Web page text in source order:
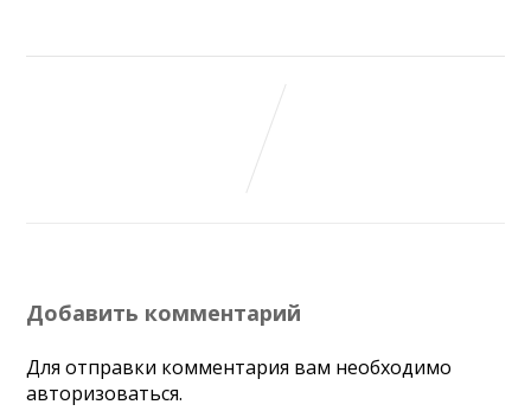
Добавить комментарий
Для отправки комментария вам необходимо
авторизоваться.